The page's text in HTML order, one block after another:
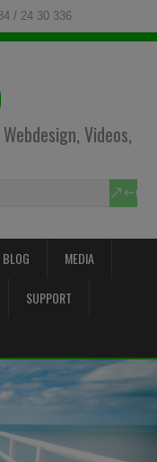
/ 24 30 336
Videos,
BLOG MEDIA
SUPPORT